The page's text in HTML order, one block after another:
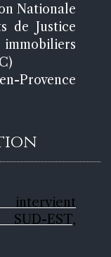
Nationale
de Justice
Provence
EST,